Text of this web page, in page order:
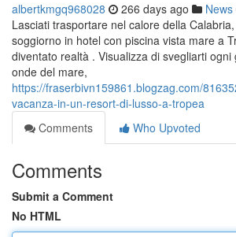
albertkmgq968028 266 days ago News
Lasciati trasportare nel calore della
soggiorno in hotel con piscina vista mare a
diventato realtà . Visualizza di svegliarti
onde del mare,
https://fraserbivn159861.blogzag.com/
vacanza-in-un-resort-di-lusso-a-tropea
Comments
Who Upvoted
Comments
Submit a Comment
No HTML